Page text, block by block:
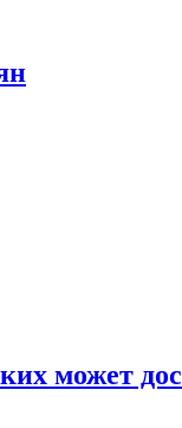
может